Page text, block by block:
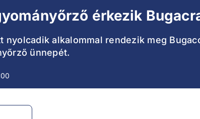
érkezik
nyolcadik alkalommal rendezik meg
ünnepét.